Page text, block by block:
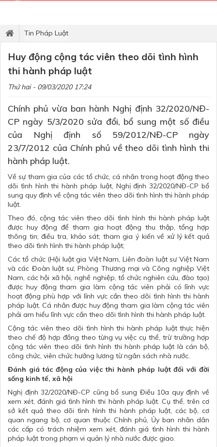
Tin Pháp Luật
Huy động cộng tác viên theo dõi tình hình
thi hành pháp luật
Thứ hai - 09/03/2020 17:24
Chính phủ vừa ban hành Nghị định 32/2020/NĐ-
CP ngày 5/3/2020 sửa đổi, bổ sung một số điều
của Nghị định số 59/2012/NĐ-CP ngày
23/7/2012 của Chính phủ về theo dõi tình hình thi
hành pháp luật.
Về sự tham gia của các tổ chức, cá nhân trong hoạt động theo
dõi tình hình thi hành pháp luật, Nghị định 32/2020/NĐ-CP bổ
sung quy định về cộng tác viên theo dõi tình hình thi hành pháp
luật.
Theo đó, cộng tác viên theo dõi tình hình thi hành pháp luật
được huy động để tham gia hoạt động thu thập, tổng hợp
thông tin; điều tra, khảo sát; tham gia ý kiến về xử lý kết quả
theo dõi tình hình thi hành pháp luật;
Các tổ chức (Hội luật gia Việt Nam, Liên đoàn luật sư Việt Nam
và các Đoàn luật sư, Phòng Thương mại và Công nghiệp Việt
Nam, các hội xã hội, nghề nghiệp, tổ chức nghiên cứu, đào tạo)
được huy động tham gia làm cộng tác viên phải có lĩnh vực
hoạt động phù hợp với lĩnh vực cần theo dõi tình hình thi hành
pháp luật. Cá nhân được huy động tham gia làm cộng tác viên
phải am hiểu lĩnh vực cần theo dõi tình hình thi hành pháp luật.
Cộng tác viên theo dõi tình hình thi hành pháp luật thực hiện
theo chế độ hợp đồng theo từng vụ việc cụ thể, trừ trường hợp
cộng tác viên theo dõi tình hình thi hành pháp luật là cán bộ,
công chức, viên chức hưởng lương từ ngân sách nhà nước.
Đánh giá tác động của việc thi hành pháp luật đối với đời
sống kinh tế, xã hội
Nghị định 32/2020/NĐ-CP cũng bổ sung Điều 10a quy định về
xem xét, đánh giá tình hình thi hành pháp luật. Cụ thể, trên cơ
sở kết quả theo dõi tình hình thi hành pháp luật, các bộ, cơ
quan ngang bộ, cơ quan thuộc Chính phủ, Ủy ban nhân dân
các cấp có trách nhiệm xem xét, đánh giá tình hình thi hành
pháp luật trong phạm vi quản lý nhà nước được giao.